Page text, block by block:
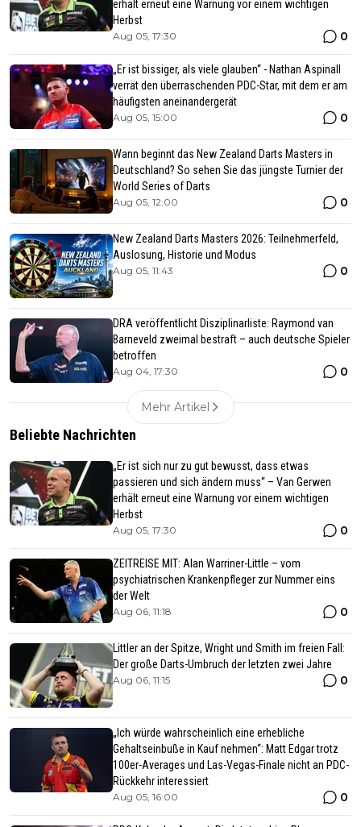
erhält erneut eine Warnung vor einem wichtigen
Herbst
Aug 05, 17:30 0
„Er ist bissiger, als viele glauben“ - Nathan Aspinall
verrät den überraschenden PDC-Star, mit dem er am
häufigsten aneinandergerät
Aug 05, 15:00 0
Wann beginnt das New Zealand Darts Masters in
Deutschland? So sehen Sie das jüngste Turnier der
World Series of Darts
Aug 05, 12:00 0
New Zealand Darts Masters 2026: Teilnehmerfeld,
Auslosung, Historie und Modus
Aug 05, 11:43 0
DRA veröffentlicht Disziplinarliste: Raymond van
Barneveld zweimal bestraft – auch deutsche Spieler
betroffen
Aug 04, 17:30 0
Mehr Artikel
Beliebte Nachrichten
„Er ist sich nur zu gut bewusst, dass etwas
passieren und sich ändern muss“ – Van Gerwen
erhält erneut eine Warnung vor einem wichtigen
Herbst
Aug 05, 17:30 0
ZEITREISE MIT: Alan Warriner-Little – vom
psychiatrischen Krankenpfleger zur Nummer eins
der Welt
Aug 06, 11:18 0
Littler an der Spitze, Wright und Smith im freien Fall:
Der große Darts-Umbruch der letzten zwei Jahre
Aug 06, 11:15 0
„Ich würde wahrscheinlich eine erhebliche
Gehaltseinbuße in Kauf nehmen“: Matt Edgar trotz
100er-Averages und Las-Vegas-Finale nicht an PDC-
Rückkehr interessiert
Aug 05, 16:00 0